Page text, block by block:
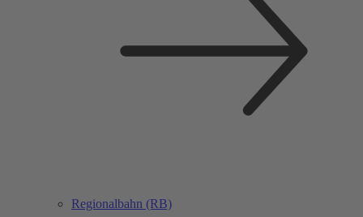
Regionalbahn (RB)